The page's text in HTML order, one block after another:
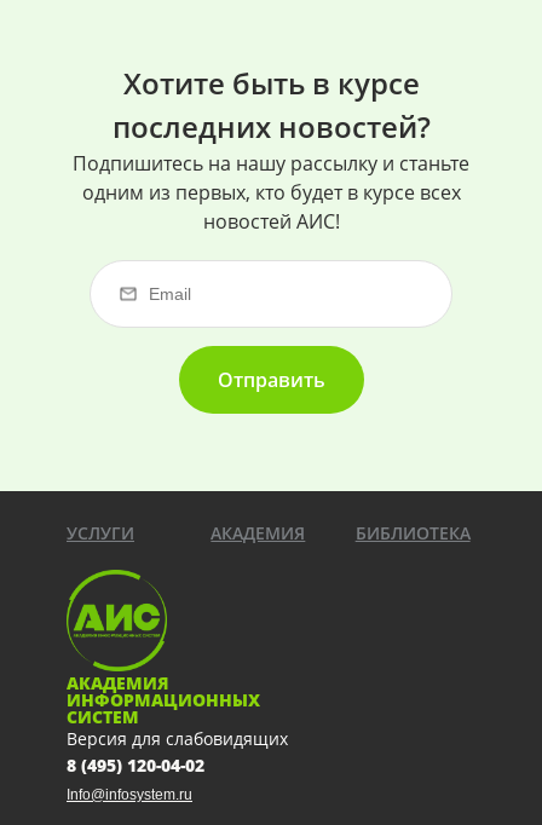
Хотите быть в курсе
последних новостей?
Подпишитесь на нашу рассылку и станьте
одним из первых, кто будет в курсе всех
новостей АИС!
Отправить
УСЛУГИ АКАДЕМИЯ БИБЛИОТЕКА
АКАДЕМИЯ
ИНФОРМАЦИОННЫХ
СИСТЕМ
Версия для слабовидящих
8 (495) 120-04-02
Info@infosystem.ru